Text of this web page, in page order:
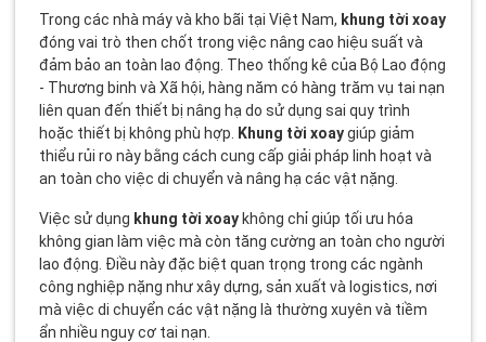
Trong các nhà máy và kho bãi tại Việt Nam, khung tời xoay
đóng vai trò then chốt trong việc nâng cao hiệu suất và
đảm bảo an toàn lao động. Theo thống kê của Bộ Lao động
- Thương binh và Xã hội, hàng năm có hàng trăm vụ tai nạn
liên quan đến thiết bị nâng hạ do sử dụng sai quy trình
hoặc thiết bị không phù hợp.
Khung tời xoaygiúp giảm
thiểu rủi ro này bằng cách cung cấp giải pháp linh hoạt và
an toàn cho việc di chuyển và nâng hạ các vật nặng.
Việc sử dụng khung tời xoay không chỉ giúp tối ưu hóa
không gian làm việc mà còn tăng cường an toàn cho người
lao động. Điều này đặc biệt quan trọng trong các ngành
công nghiệp nặng như xây dựng, sản xuất và logistics, nơi
mà việc di chuyển các vật nặng là thường xuyên và tiềm
ẩn nhiều nguy cơ tai nạn.